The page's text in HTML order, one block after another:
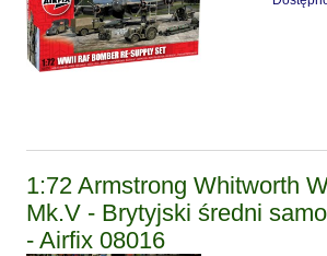
1:72 Armstrong Whitworth
Mk.V - Brytyjski średni
- Airfix 08016